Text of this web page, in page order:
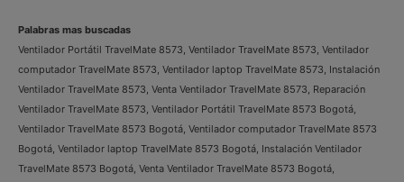
Palabras mas buscadas
Ventilador Portátil TravelMate 8573, Ventilador TravelMate 8573, Ventilador
computador TravelMate 8573, Ventilador laptop TravelMate 8573, Instalación
Ventilador TravelMate 8573, Venta Ventilador TravelMate 8573, Reparación
Ventilador TravelMate 8573, Ventilador Portátil TravelMate 8573 Bogotá,
Ventilador TravelMate 8573 Bogotá, Ventilador computador TravelMate 8573
Bogotá, Ventilador laptop TravelMate 8573 Bogotá, Instalación Ventilador
TravelMate 8573 Bogotá, Venta Ventilador TravelMate 8573 Bogotá,